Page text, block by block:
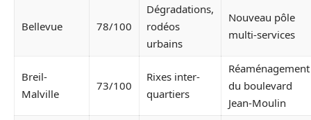
Bellevue 78/100
Dégradations,
rodéos
urbains
Nouveau pôle
multi-services
Breil-
Malville
73/100
Rixes inter-
quartiers
Réaménagement
du boulevard
Jean-Moulin